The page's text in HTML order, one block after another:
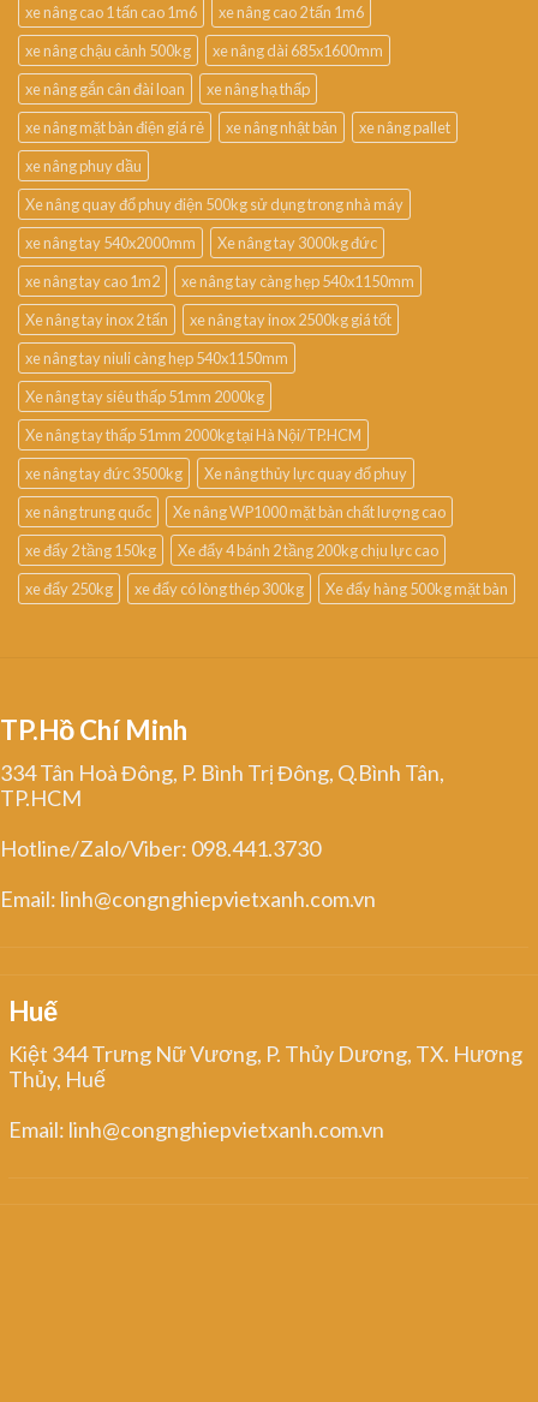
xe nâng cao 1 tấn cao 1m6
xe nâng cao 2 tấn 1m6
xe nâng chậu cảnh 500kg
xe nâng dài 685x1600mm
xe nâng gắn cân đài loan
xe nâng hạ thấp
xe nâng mặt bàn điện giá rẻ
xe nâng nhật bản
xe nâng pallet
xe nâng phuy dầu
Xe nâng quay đổ phuy điện 500kg sử dụng trong nhà máy
xe nâng tay 540x2000mm
Xe nâng tay 3000kg đức
xe nâng tay cao 1m2
xe nâng tay càng hẹp 540x1150mm
Xe nâng tay inox 2 tấn
xe nâng tay inox 2500kg giá tốt
xe nâng tay niuli càng hẹp 540x1150mm
Xe nâng tay siêu thấp 51mm 2000kg
Xe nâng tay thấp 51mm 2000kg tại Hà Nội/TP.HCM
xe nâng tay đức 3500kg
Xe nâng thủy lực quay đổ phuy
xe nâng trung quốc
Xe nâng WP1000 mặt bàn chất lượng cao
xe đẩy 2 tầng 150kg
Xe đẩy 4 bánh 2 tầng 200kg chịu lực cao
xe đẩy 250kg
xe đẩy có lòng thép 300kg Xe đẩy hàng 500kg mặt bàn
TP.Hồ Chí Minh
334 Tân Hoà Đông, P. Bình Trị Đông, Q.Bình Tân,
TP.HCM
Hotline/Zalo/Viber: 098.441.3730
Email: linh@congnghiepvietxanh.com.vn
Huế
Kiệt 344 Trưng Nữ Vương, P. Thủy Dương, TX. Hương
Thủy, Huế
Email: linh@congnghiepvietxanh.com.vn